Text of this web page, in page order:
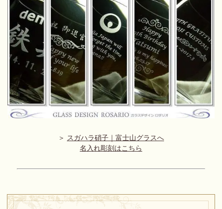
＞ スガハラ硝子｜富士山グラスへ
名入れ彫刻はこちら